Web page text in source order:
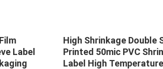
Label
High Shrinkage Double
Printed 50mic PVC
Label High Temperature